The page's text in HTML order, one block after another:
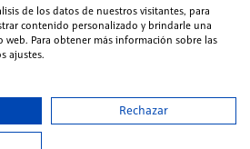
reservats
de los datos de nuestros visitantes, para
contenido personalizado y brindarle una
web. Para obtener más información sobre las
ajustes.
Rechazar